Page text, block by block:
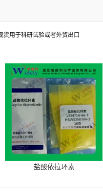
货用于科研试验或者外贸出口
盐酸依拉环素